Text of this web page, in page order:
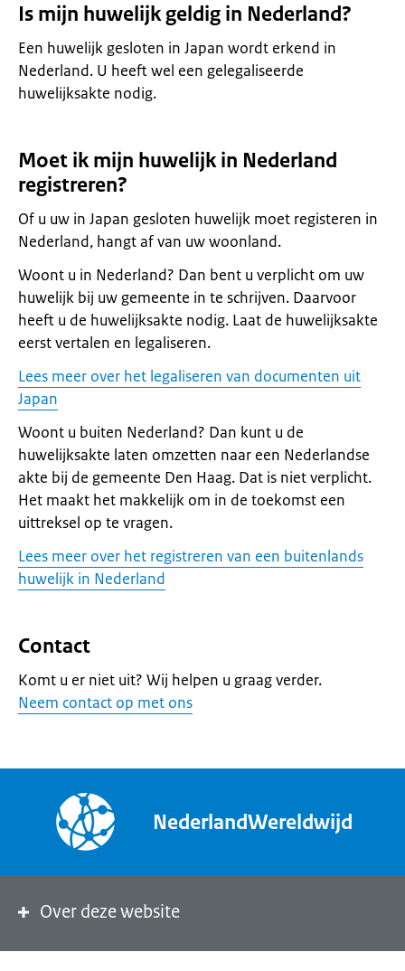
Is mijn huwelijk geldig in Nederland?
Een huwelijk gesloten in Japan wordt erkend in
Nederland. U heeft wel een gelegaliseerde
huwelijksakte nodig.
Moet ik mijn huwelijk in Nederland
registreren?
Of u uw in Japan gesloten huwelijk moet registeren in
Nederland, hangt af van uw woonland.
Woont u in Nederland? Dan bent u verplicht om uw
huwelijk bij uw gemeente in te schrijven. Daarvoor
heeft u de huwelijksakte nodig. Laat de huwelijksakte
eerst vertalen en legaliseren.
Lees meer over het legaliseren van documenten uit
Japan
Woont u buiten Nederland? Dan kunt u de
huwelijksakte laten omzetten naar een Nederlandse
akte bij de gemeente Den Haag. Dat is niet verplicht.
Het maakt het makkelijk om in de toekomst een
uittreksel op te vragen.
Lees meer over het registreren van een buitenlands
huwelijk in Nederland
Contact
Komt u er niet uit? Wij helpen u graag verder.
Neem contact op met ons
NederlandWereldwijd
Over deze website